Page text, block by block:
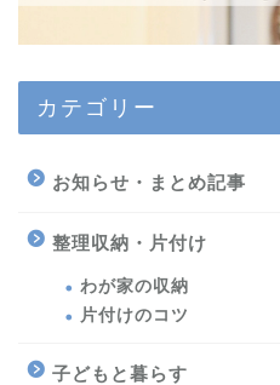
カテゴリー
お知らせ・まとめ記事
整理収納・片付け
わが家の収納
片付けのコツ
子どもと暮らす